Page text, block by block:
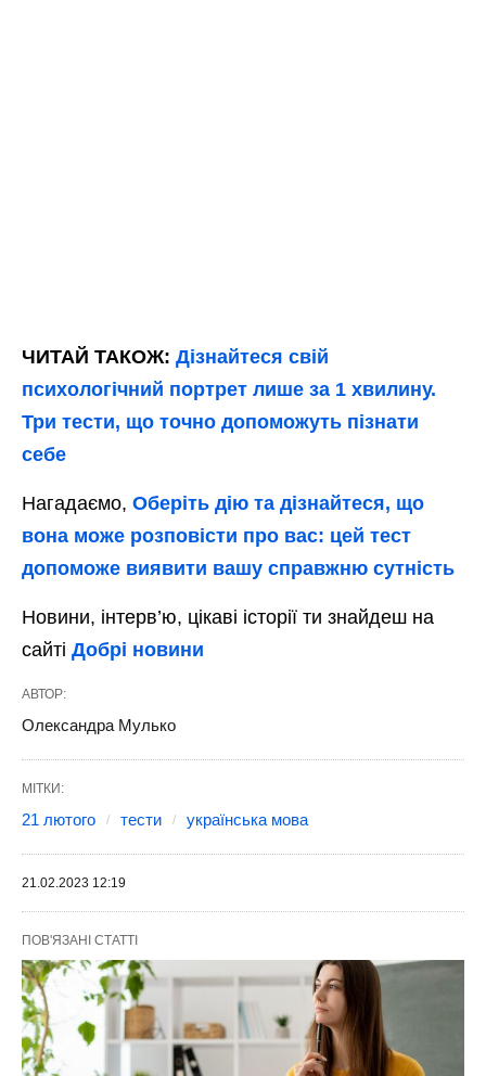
ЧИТАЙ ТАКОЖ: Дізнайтеся свій
психологічний портрет лише за 1 хвилину.
Три тести, що точно допоможуть пізнати
себе
Нагадаємо, Оберіть дію та дізнайтеся, що
вона може розповісти про вас: цей тест
допоможе виявити вашу справжню сутність
Новини, інтерв’ю, цікаві історії ти знайдеш на
сайті Добрі новини
АВТОР:
Олександра Мулько
МІТКИ:
21 лютого тести українська мова
21.02.2023 12:19
ПОВ'ЯЗАНІ СТАТТІ